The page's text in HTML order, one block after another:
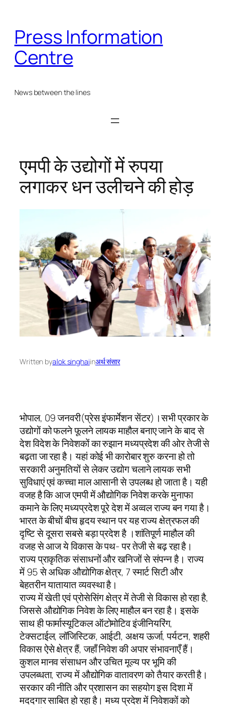
content
Press Information
Centre
News between the lines
एमपी के उद्योगों में रुपया
लगाकर धन उलीचने की होड़
Written byalok singhaiinअर्थ संसार
भोपाल, 09 जनवरी(प्रेस इंफार्मेशन सेंटर)।सभी प्रकार के
उद्योगों को फलने फूलने लायक माहौल बनाए जाने के बाद से
देश विदेश के निवेशकों का रुझान मध्यप्रदेश की ओर तेजी से
बढ़ता जा रहा है। यहां कोई भी कारोबार शुरु करना हो तो
सरकारी अनुमतियों से लेकर उद्योग चलाने लायक सभी
सुविधाएं एवं कच्चा माल आसानी से उपलब्ध हो जाता है। यही
वजह है कि आज एमपी में औद्योगिक निवेश करके मुनाफा
कमाने के लिए मध्यप्रदेश पूरे देश में अव्वल राज्य बन गया है।
भारत के बीचों बीच हृदय स्थान पर यह राज्य क्षेत्रफल की
दृष्टि से दूसरा सबसे बड़ा प्रदेश है ।शांतिपूर्ण माहौल की
वजह से आज ये विकास के पथ- पर तेजी से बढ़ रहा है।
राज्य प्राकृतिक संसाधनों और खनिजों से संपन्न है। राज्य
में 95 से अधिक औद्योगिक क्षेत्र, 7 स्मार्ट सिटी और
बेहतरीन यातायात व्यवस्था है।
राज्य में खेती एवं प्रोसेसिंग क्षेत्र में तेजी से विकास हो रहा है,
जिससे औद्योगिक निवेश के लिए माहौल बन रहा है। इसके
साथ ही फार्मास्यूटिकल ऑटोमोटिव इंजीनियरिंग,
टेक्सटाईल, लॉजिस्टिक, आईटी, अक्षय ऊर्जा, पर्यटन, शहरी
विकास ऐसे क्षेत्र हैं, जहाँ निवेश की अपार संभावनाएँ हैं।
कुशल मानव संसाधन और उचित मूल्य पर भूमि की
उपलब्धता, राज्य में औद्योगिक वातावरण को तैयार करती है।
सरकार की नीति और प्रशासन का सहयोग इस दिशा में
मददगार साबित हो रहा है। मध्य प्रदेश में निवेशकों को